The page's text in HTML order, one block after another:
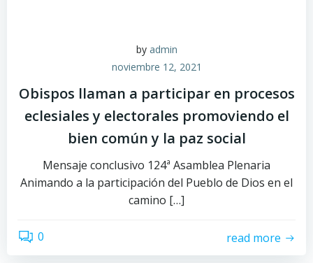
by admin
noviembre 12, 2021
Obispos llaman a participar en procesos
eclesiales y electorales promoviendo el
bien común y la paz social
Mensaje conclusivo 124ª Asamblea Plenaria
Animando a la participación del Pueblo de Dios en el
camino […]
0 read more